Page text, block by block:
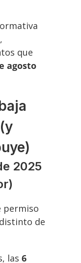
que
agosto
2025
permiso
de
las6